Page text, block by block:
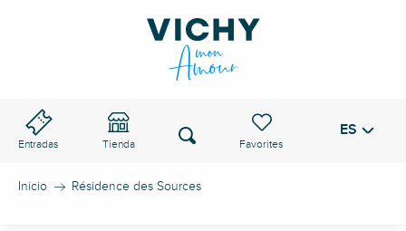
Entradas Tienda
Voir les favoris
Buscar ES
Inicio Résidence des Sources